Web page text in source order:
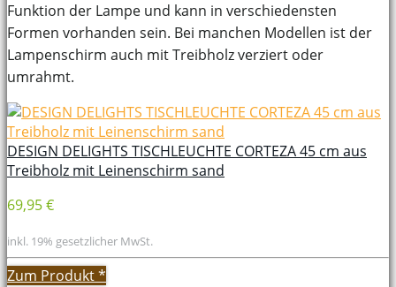
Funktion der Lampe und kann in verschiedensten
Formen vorhanden sein. Bei manchen Modellen ist der
Lampenschirm auch mit Treibholz verziert oder
umrahmt.
DESIGN DELIGHTS TISCHLEUCHTE CORTEZA 45 cm aus
Treibholz mit Leinenschirm sand
69,95 €
inkl. 19% gesetzlicher MwSt.
Zum Produkt*